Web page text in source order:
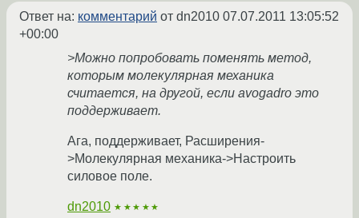
Ответ на: комментарий от dn2010 07.07.2011 13:05:52
+00:00
>Можно попробовать поменять метод,
которым молекулярная механика
считается, на другой, если avogadro это
поддерживает.
Ага, поддерживает, Расширения-
>Молекулярная механика->Настроить
силовое поле.
dn2010 ★★★★★